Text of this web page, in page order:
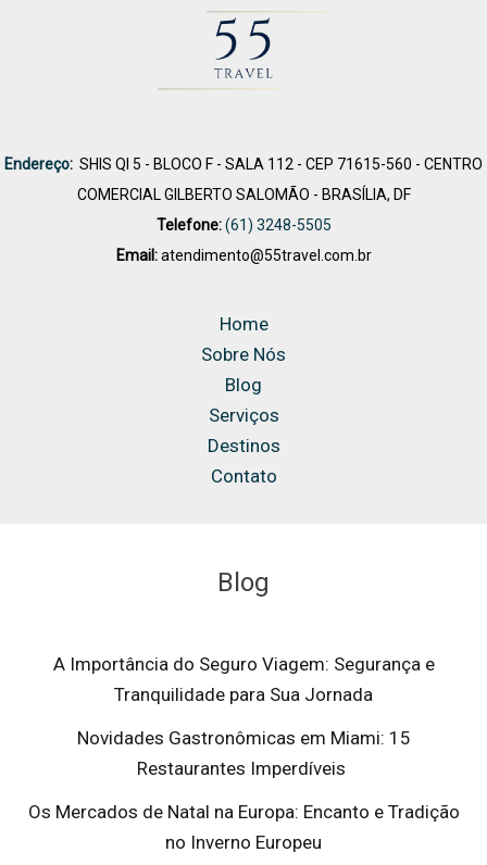
Endereço: SHIS QI 5 - BLOCO F - SALA 112 - CEP 71615-560 - CENTRO
COMERCIAL GILBERTO SALOMÃO - BRASÍLIA, DF
Telefone:(61) 3248-5505
Email:atendimento@55travel.com.br
Home
Sobre Nós
Blog
Serviços
Destinos
Contato
Blog
A Importância do Seguro Viagem: Segurança e
Tranquilidade para Sua Jornada
Novidades Gastronômicas em Miami: 15
Restaurantes Imperdíveis
Os Mercados de Natal na Europa: Encanto e Tradição
no Inverno Europeu